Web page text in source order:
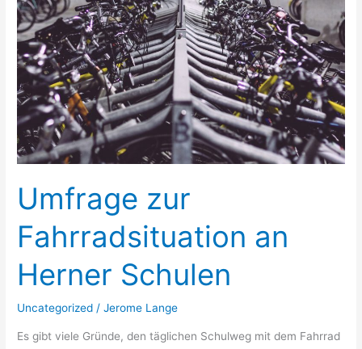
Umfrage zur
Fahrradsituation an
Herner Schulen
Uncategorized /Jerome Lange
Es gibt viele Gründe, den täglichen Schulweg mit dem Fahrrad
an
Herner
Schulen